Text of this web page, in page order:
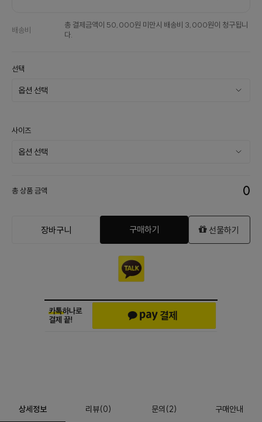
배송비
총 결제금액이 50,000원 미만시 배송비 3,000원이 청구됩니
다.
선택
사이즈
총 상품 금액 0
장바구니 구매하기 선물하기
상세정보 리뷰(0) 문의 (2) 구매안내